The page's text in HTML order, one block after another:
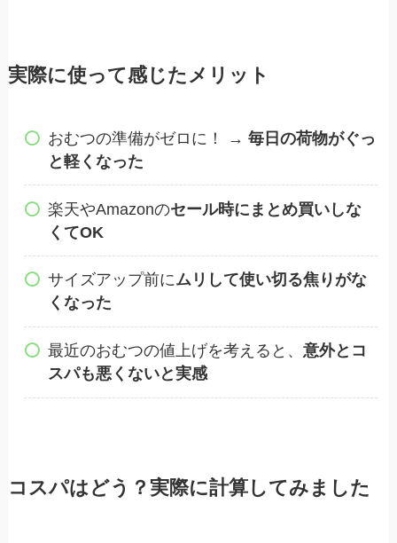
実際に使って感じたメリット
おむつの準備がゼロに！ → 毎日の荷物がぐっ
と軽くなった
楽天やAmazonのセール時にまとめ買いしな
くてOK
サイズアップ前にムリして使い切る焦りがな
くなった
最近のおむつの値上げを考えると、 意外とコ
スパも悪くないと実感
コスパはどう？実際に計算してみました